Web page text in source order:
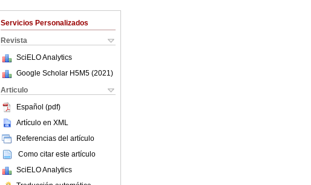
Servicios Personalizados
Revista
SciELO Analytics
Google Scholar H5M5 (2021 )
Articulo
Español (pdf)
Artículo en XML
Referencias del artículo
Como citar este artículo
SciELO Analytics